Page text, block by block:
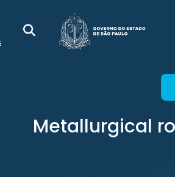
Metallurgical